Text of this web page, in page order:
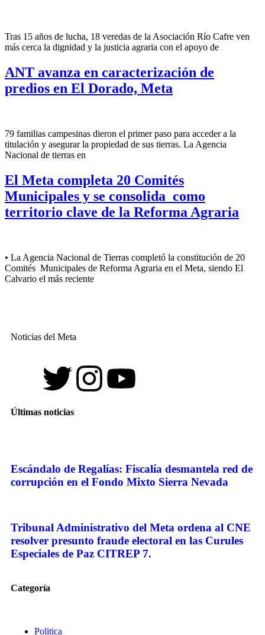
Tras 15 años de lucha, 18 veredas de la Asociación Río Cafre ven
más cerca la dignidad y la justicia agraria con el apoyo de
ANT avanza en caracterización de
predios en El Dorado, Meta
79 familias campesinas dieron el primer paso para acceder a la
titulación y asegurar la propiedad de sus tierras. La Agencia
Nacional de tierras en
El Meta completa 20 Comités
Municipales y se consolida como
territorio clave de la Reforma Agraria
• La Agencia Nacional de Tierras completó la constitución de 20
Comités Municipales de Reforma Agraria en el Meta, siendo El
Calvario el más reciente
Noticias del Meta
Últimas noticias
Escándalo de Regalías: Fiscalía desmantela red de
corrupción en el Fondo Mixto Sierra Nevada
Tribunal Administrativo del Meta ordena al CNE
resolver presunto fraude electoral en las Curules
Especiales de Paz CITREP 7.
Categoría
Politica